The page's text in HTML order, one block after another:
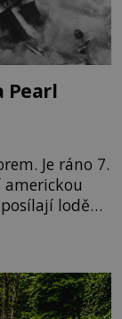
Pearl
Je ráno 7.
lodě
začíná
radovat.